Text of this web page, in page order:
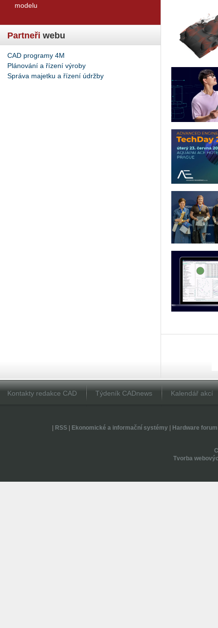
modelu
Partneři webu
CAD programy 4M
Plánování a řízení výroby
Správa majetku a řízení údržby
Kontakty redakce CAD Týdeník CADnews Kalendář akcí
RSS| Ekonomické a informační systémy| Hardware forum
Tvorba